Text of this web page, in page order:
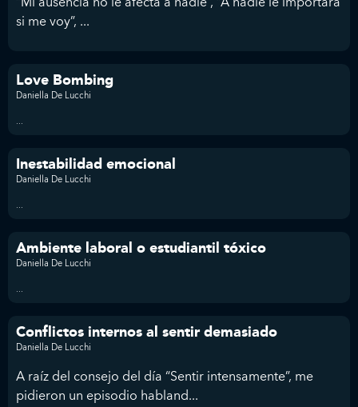
si me voy”, ...
Love Bombing
Daniella De Lucchi
...
Inestabilidad emocional
Daniella De Lucchi
...
Ambiente laboral o estudiantil tóxico
Daniella De Lucchi
...
Conflictos internos al sentir demasiado
Daniella De Lucchi
A raíz del consejo del día “Sentir intensamente”, me
pidieron un episodio habland...